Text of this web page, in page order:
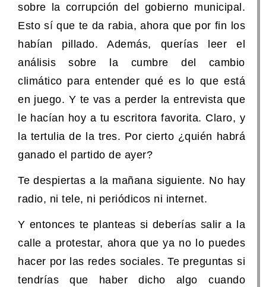
sobre la corrupción del gobierno municipal.
Esto sí que te da rabia, ahora que por fin los
habían pillado. Además, querías leer el
análisis sobre la cumbre del cambio
climático para entender qué es lo que está
en juego. Y te vas a perder la entrevista que
le hacían hoy a tu escritora favorita. Claro, y
la tertulia de la tres. Por cierto ¿quién habrá
ganado el partido de ayer?
Te despiertas a la mañana siguiente. No hay
radio, ni tele, ni periódicos ni internet.
Y entonces te planteas si deberías salir a la
calle a protestar, ahora que ya no lo puedes
hacer por las redes sociales. Te preguntas si
tendrías que haber dicho algo cuando